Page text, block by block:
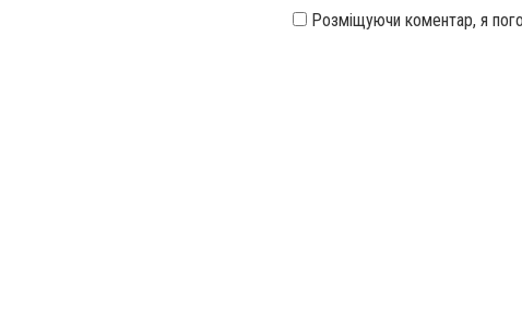
Розміщуючи коментар, я